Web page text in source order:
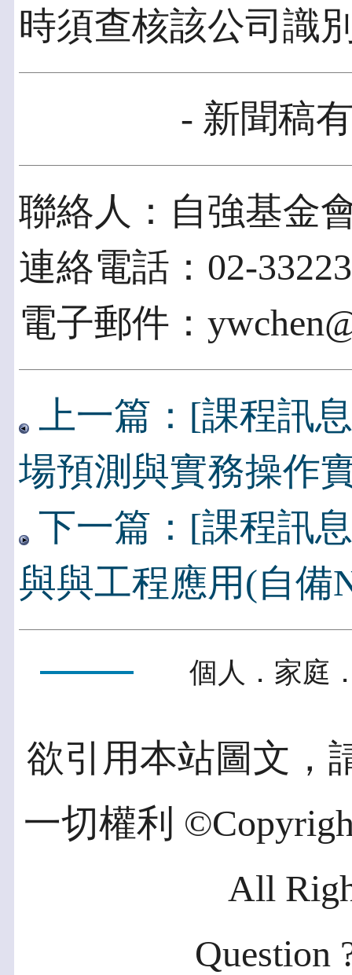
時須查核該公司識
- 新聞稿
聯絡人：自強基金
連絡電話：02-
電子郵件：
上一篇：[課程訊
場預測與實務操作
下一篇：[課程訊
與與工程應用(自備
個人．家庭
欲引用本站圖文，
一切權利
All
Question